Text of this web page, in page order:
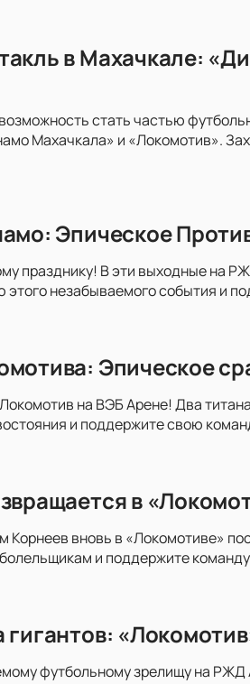
в Махачкале:
стать частью
Махачкала» и «Локомотив».
Эпическое
празднику! В эти выходные на
этого незабываемого события и
Эпическое
на ВЭБ Арене! Два
и поддержите свою
в
вновь в «Локомотиве»
и поддержите
гигантов:
футбольному зрелищу на